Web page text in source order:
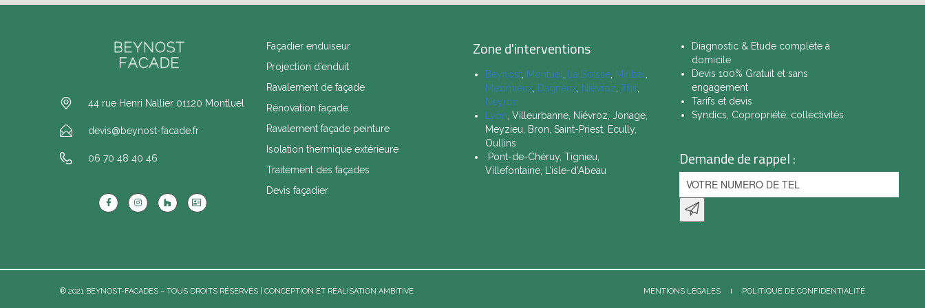
44 rue Henri Nallier 01120 Montluel
devis@beynost-facade.fr
06 70 48 40 46
Façadier enduiseur
Projection d’enduit
Ravalement de façade
Rénovation façade
Ravalement façade peinture
Isolation thermique extérieure
Traitement des façades
Devis façadier
Zone d'interventions
Beynost Montuel La Boisse Miribel
Meximieux Dagneux Niévroz Thil
Neyron
Lyon , Villeurbanne, Niévroz, Jonage,
Meyzieu, Bron, Saint-Priest, Ecully,
Oullins
Pont-de-Chéruy, Tignieu,
Villefontaine, L’isle-d’Abeau
Diagnostic & Etude complète à
domicile
Devis 100% Gratuit et sans
engagement
Tarifs et devis
Syndics, Copropriété, collectivités
Demande de rappel :
® 2021 BEYNOST-FACADES – TOUS DROITS RÉSERVÉS | CONCEPTION ET RÉALISATION AMBITIVE MENTIONS LÉGALES POLITIQUE DE CONFIDENTIALITÉ